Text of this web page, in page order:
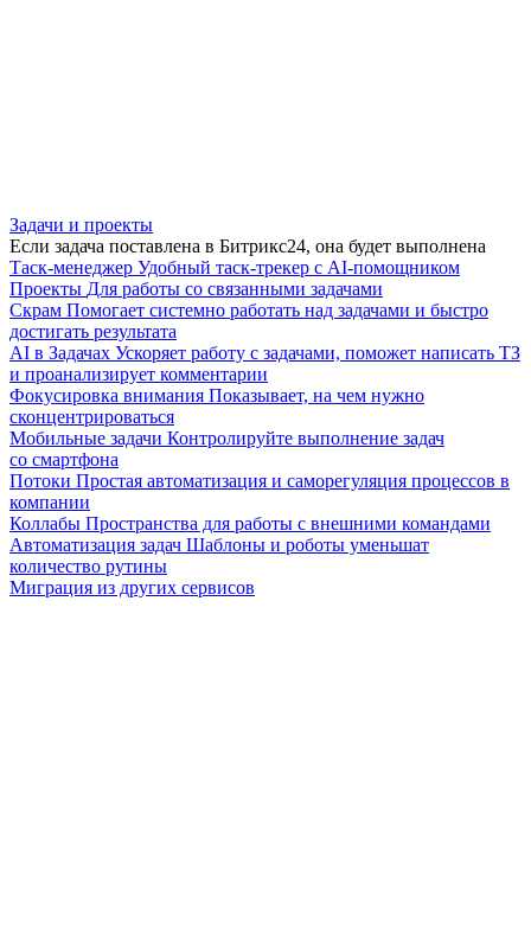
Задачи и проекты
Если задача поставлена в Битрикс24, она будет выполнена
Таск-менеджер Удобный таск-трекер с AI-помощником
Проекты Для работы со связанными задачами
Скрам Помогает системно работать над задачами и быстро
достигать результата
AI в Задачах Ускоряет работу с задачами, поможет написать ТЗ
и проанализирует комментарии
Фокусировка внимания Показывает, на чем нужно
сконцентрироваться
Мобильные задачи Контролируйте выполнение задач
со смартфона
Потоки Простая автоматизация и саморегуляция процессов в
компании
Коллабы Пространства для работы с внешними командами
Автоматизация задач Шаблоны и роботы уменьшат
количество рутины
Миграция из других сервисов